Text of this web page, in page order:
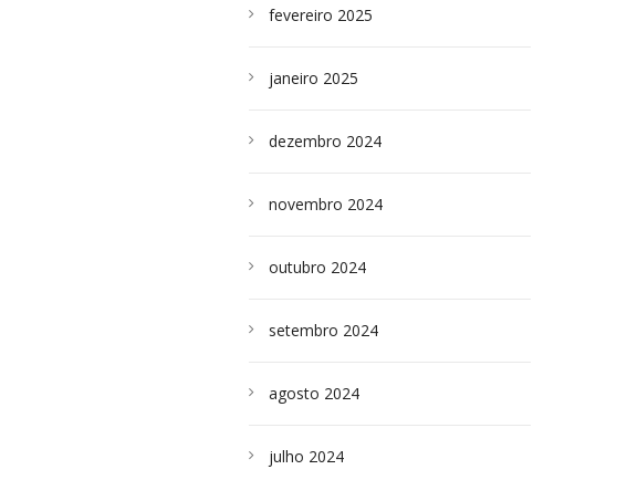
fevereiro 2025
janeiro 2025
dezembro 2024
novembro 2024
outubro 2024
setembro 2024
agosto 2024
julho 2024